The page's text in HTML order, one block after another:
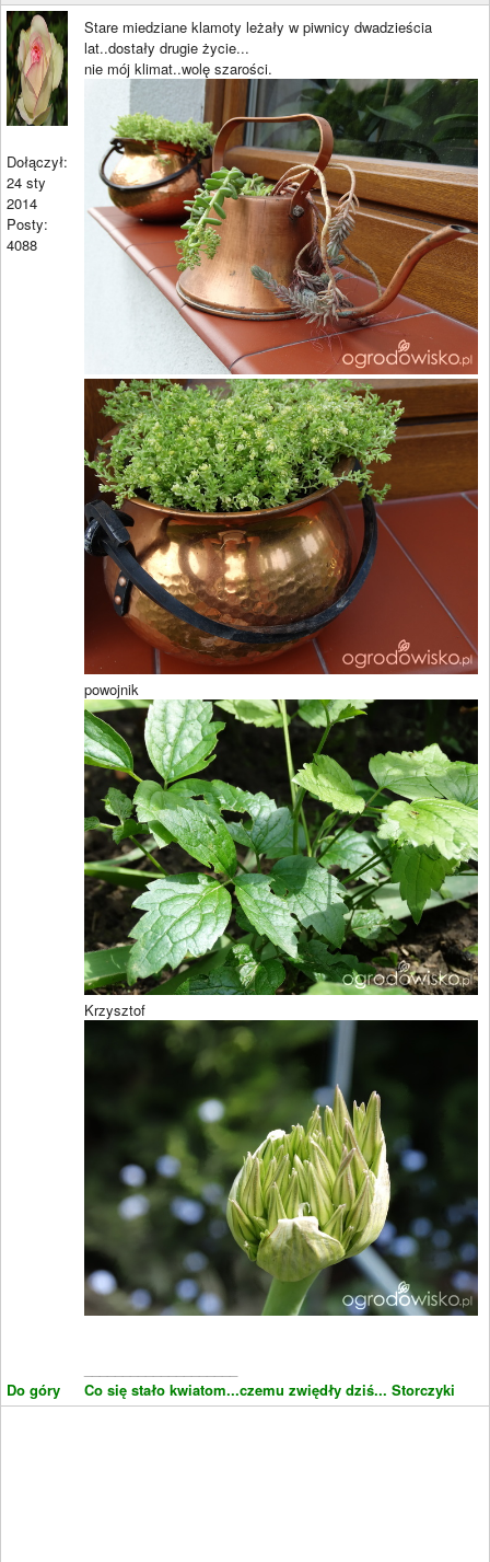
Dołączył:
24 sty
2014
Posty:
4088
Do góry
Stare miedziane klamoty leżały w piwnicy dwadzieścia
lat..dostały drugie życie...
nie mój klimat..wolę szarości.
powojnik
Krzysztof
Co się stało kwiatom...czemu zwiędły dziś... Storczyki